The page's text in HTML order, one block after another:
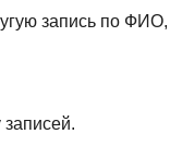
запись по ФИО,